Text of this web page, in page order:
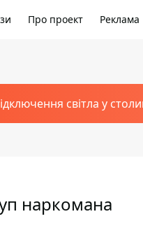
Про проект Реклама
світла у
наркомана